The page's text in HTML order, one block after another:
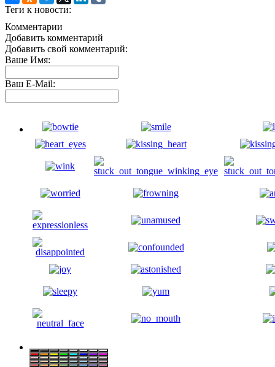
Теги к новости:
Комментарии
Добавить комментарий
Добавить свой комментарий:
Ваше Имя:
Ваш E-Mail: